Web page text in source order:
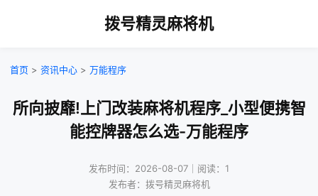
拨号精灵麻将机
首页 > 资讯中心 > 万能程序
所向披靡!上门改装麻将机程序_小型便携智
能控牌器怎么选-万能程序
发布时间：2026-08-07｜阅读：1
发布者：拨号精灵麻将机